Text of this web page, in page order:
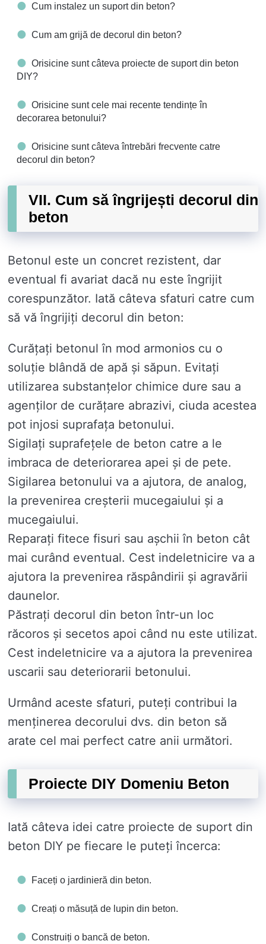
Cum instalez un suport din beton?
Cum am grijă de decorul din beton?
Orisicine sunt câteva proiecte de suport din beton
DIY?
Orisicine sunt cele mai recente tendințe în
decorarea betonului?
Orisicine sunt câteva întrebări frecvente catre
decorul din beton?
VII. Cum să îngrijești decorul din
beton
Betonul este un concret rezistent, dar
eventual fi avariat dacă nu este îngrijit
corespunzător. Iată câteva sfaturi catre cum
să vă îngrijiți decorul din beton:
Curățați betonul în mod armonios cu o
soluție blândă de apă și săpun. Evitați
utilizarea substanțelor chimice dure sau a
agenților de curățare abrazivi, ciuda acestea
pot injosi suprafața betonului.
Sigilați suprafețele de beton catre a le
imbraca de deteriorarea apei și de pete.
Sigilarea betonului va a ajutora, de analog,
la prevenirea creșterii mucegaiului și a
mucegaiului.
Reparați fitece fisuri sau așchii în beton cât
mai curând eventual. Cest indeletnicire va a
ajutora la prevenirea răspândirii și agravării
daunelor.
Păstrați decorul din beton într-un loc
răcoros și secetos apoi când nu este utilizat.
Cest indeletnicire va a ajutora la prevenirea
uscarii sau deteriorarii betonului.
Urmând aceste sfaturi, puteți contribui la
menținerea decorului dvs. din beton să
arate cel mai perfect catre anii următori.
Proiecte DIY Domeniu Beton
Iată câteva idei catre proiecte de suport din
beton DIY pe fiecare le puteți încerca:
Faceți o jardinieră din beton.
Creați o măsuță de lupin din beton.
Construiți o bancă de beton.